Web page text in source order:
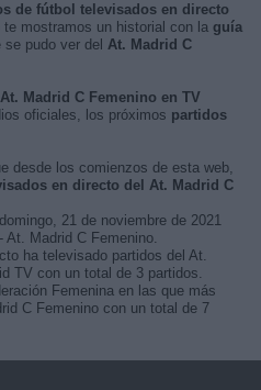
de fútbol televisados en directo
te mostramos un historial con la guía
pudo ver del At. Madrid C
Madrid C Femenino en TV
oficiales, los próximos partidos
desde los comienzos de esta web,
en directo del At. Madrid C
21 de noviembre de 2021
At. Madrid C Femenino.
ha televisado partidos del At.
TV con un total de 3 partidos.
Femenina en las que más
C Femenino con un total de 7